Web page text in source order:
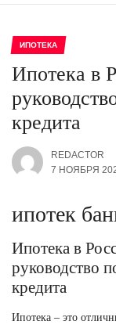
ИПОТЕКА
Ипотека в
кредита
REDACTOR
7 НОЯБРЯ
ипотек
Ипотека в
руководство
кредита
Ипотека – это